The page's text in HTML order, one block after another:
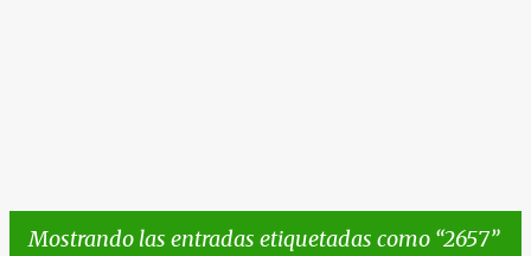
Mostrando las entradas etiquetadas como 2657